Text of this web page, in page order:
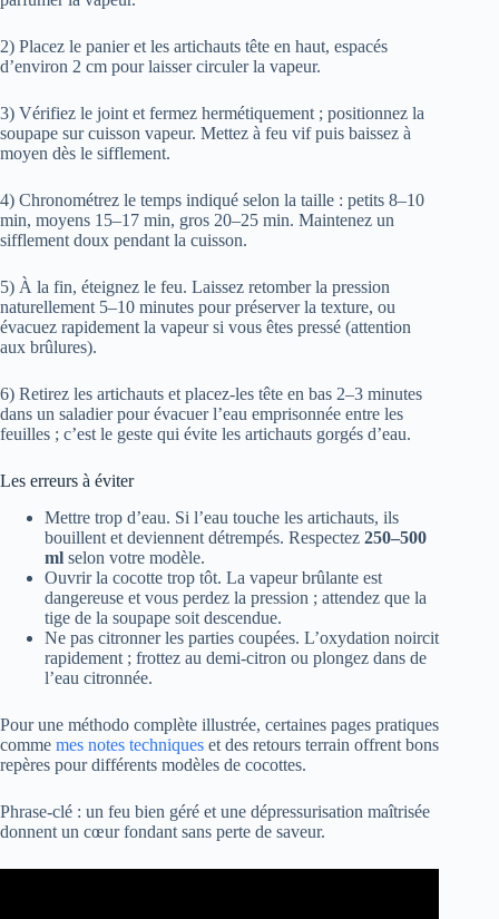
2) Placez le panier et les artichauts tête en haut, espacés
d’environ 2 cm pour laisser circuler la vapeur.
3) Vérifiez le joint et fermez hermétiquement ; positionnez la
soupape sur cuisson vapeur. Mettez à feu vif puis baissez à
moyen dès le sifflement.
4) Chronométrez le temps indiqué selon la taille : petits 8–10
min, moyens 15–17 min, gros 20–25 min. Maintenez un
sifflement doux pendant la cuisson.
5) À la fin, éteignez le feu. Laissez retomber la pression
naturellement 5–10 minutes pour préserver la texture, ou
évacuez rapidement la vapeur si vous êtes pressé (attention
aux brûlures).
6) Retirez les artichauts et placez-les tête en bas 2–3 minutes
dans un saladier pour évacuer l’eau emprisonnée entre les
feuilles ; c’est le geste qui évite les artichauts gorgés d’eau.
Les erreurs à éviter
Mettre trop d’eau. Si l’eau touche les artichauts, ils
bouillent et deviennent détrempés. Respectez 250–500
ml selon votre modèle.
Ouvrir la cocotte trop tôt. La vapeur brûlante est
dangereuse et vous perdez la pression ; attendez que la
tige de la soupape soit descendue.
Ne pas citronner les parties coupées. L’oxydation noircit
rapidement ; frottez au demi-citron ou plongez dans de
l’eau citronnée.
Pour une méthodo complète illustrée, certaines pages pratiques
comme mes notes techniques et des retours terrain offrent bons
repères pour différents modèles de cocottes.
Phrase-clé : un feu bien géré et une dépressurisation maîtrisée
donnent un cœur fondant sans perte de saveur.